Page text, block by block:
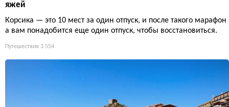
яжей
Корсика — это 10 мест за один отпуск, и после такого марафон
а вам понадобится еще один отпуск, чтобы восстановиться.
Путешествия 3 554